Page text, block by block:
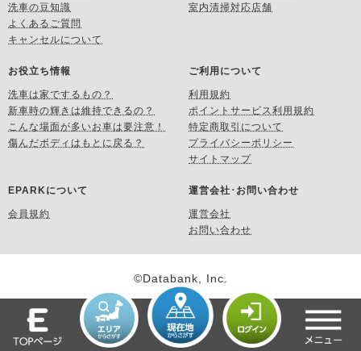
洗車の豆知識
よくあるご質問
キャンセルについて
室内清掃対応店舗
お役立ち情報
洗車は家でするもの？
新車時の輝きは維持できるの？
こんな場面が多いお車は要注意！
傷んだボディはもとに戻る？
ご利用について
利用規約
ポイントサービス利用規約
特定商取引について
プライバシーポリシー
サイトマップ
EPARKについて
会員規約
運営会社･お問い合わせ
運営会社
お問い合わせ
©Databank, Inc.